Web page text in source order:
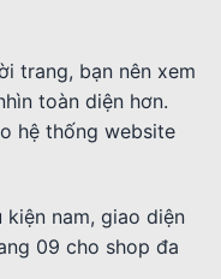
trang, bạn nên xem
toàn diện hơn.
hệ thống website
nam, giao diện
09 cho shop đa